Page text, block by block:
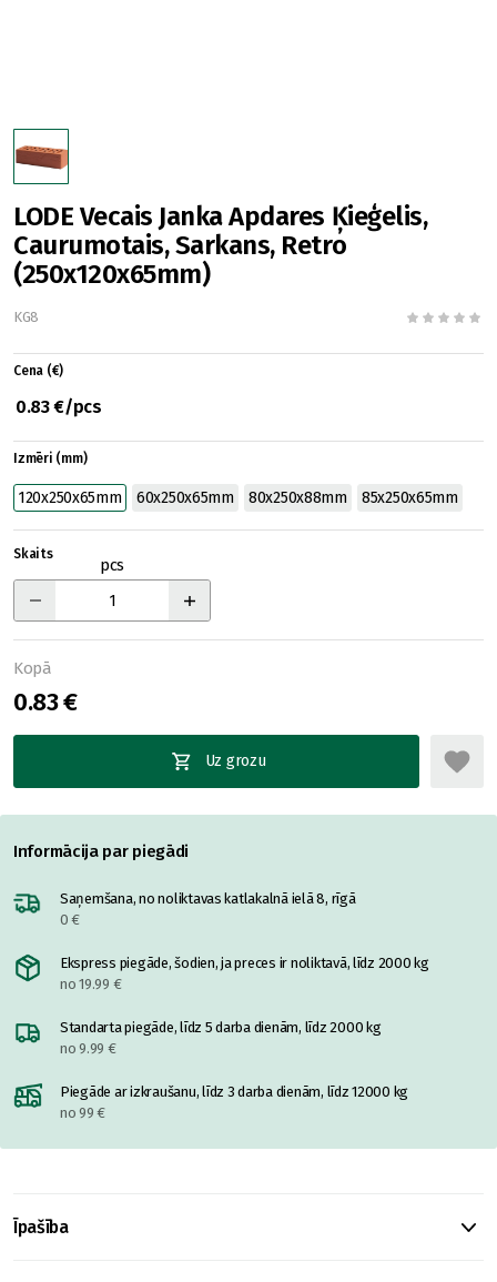
LODE Vecais Janka Apdares Ķieģelis,
Caurumotais, Sarkans, Retro
(250x120x65mm)
KG8
Cena (€)
0.83 €/pcs
Izmēri (mm)
120x250x65mm 60x250x65mm 80x250x88mm 85x250x65mm
Skaits
pcs
Kopā
0.83 €
Uz grozu
Informācija par piegādi
Saņemšana, no noliktavas katlakalnā ielā 8, rīgā
0 €
Ekspress piegāde, šodien, ja preces ir noliktavā, līdz 2000 kg
no 19.99 €
Standarta piegāde, līdz 5 darba dienām, līdz 2000 kg
no 9.99 €
Piegāde ar izkraušanu, līdz 3 darba dienām, līdz 12000 kg
no 99 €
Īpašība